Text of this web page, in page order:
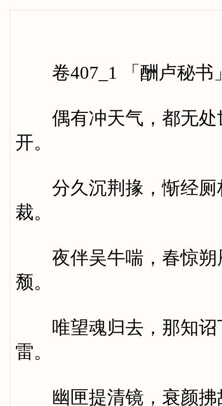
卷407_1 「酬卢秘书
偶有冲天气，都无处
开。
分久沉荆掾，惭经厕
裁。
夜伴吴牛喘，春惊朔
颓。
唯望魂归去，那知诏
雷。
幽匣提清镜，衰颜拂